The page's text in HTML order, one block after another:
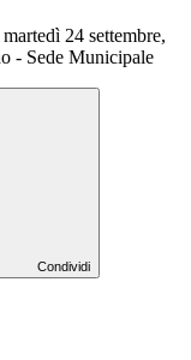
24 settembre,
- Sede Municipale
Condividi